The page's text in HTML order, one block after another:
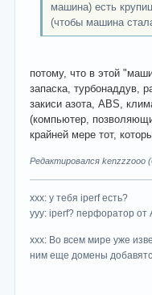
машина) есть
(чтобы машина
потому, что в этой
запаска, турбонаддув,
закиси азота, ABS,
(компьютер,
крайней мере тот,
Редактировался kenzzzooo
ххх: у тебя iperf есть?
yyy: iperf? перфоратор от
xxx: Во всем мире уже
ним еще домены